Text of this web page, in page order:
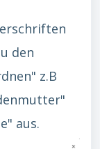
den
z.B
aus.